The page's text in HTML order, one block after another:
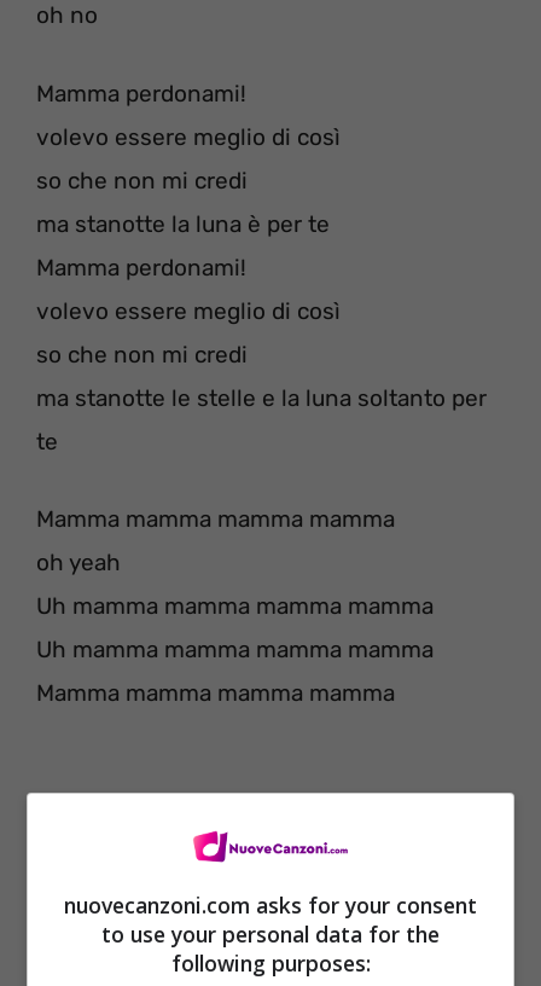
oh no
Mamma perdonami!
volevo essere meglio di così
so che non mi credi
ma stanotte la luna è per te
Mamma perdonami!
volevo essere meglio di così
so che non mi credi
ma stanotte le stelle e la luna soltanto per
te
Mamma mamma mamma mamma
oh yeah
Uh mamma mamma mamma mamma
Uh mamma mamma mamma mamma
Mamma mamma mamma mamma
nuovecanzoni.com asks for your consent
to use your personal data for the
following purposes: